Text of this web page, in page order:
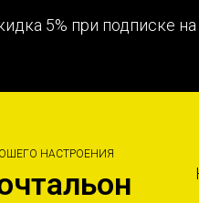
5% при подписке
НАСТРОЕНИЯ